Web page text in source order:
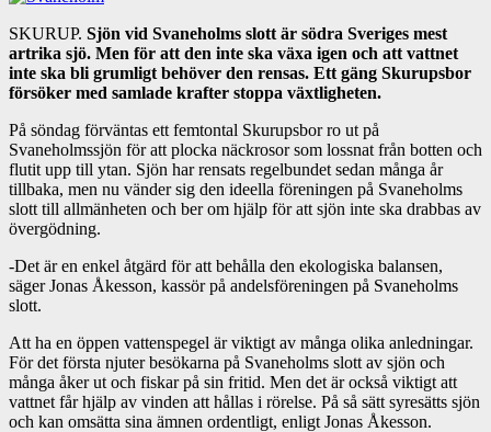
SKURUP. Sjön vid Svaneholms slott är södra Sveriges mest
artrika sjö. Men för att den inte ska växa igen och att vattnet
inte ska bli grumligt behöver den rensas. Ett gäng Skurupsbor
försöker med samlade krafter stoppa växtligheten.
På söndag förväntas ett femtontal Skurupsbor ro ut på
Svaneholmssjön för att plocka näckrosor som lossnat från botten och
flutit upp till ytan. Sjön har rensats regelbundet sedan många år
tillbaka, men nu vänder sig den ideella föreningen på Svaneholms
slott till allmänheten och ber om hjälp för att sjön inte ska drabbas av
övergödning.
-Det är en enkel åtgärd för att behålla den ekologiska balansen,
säger Jonas Åkesson, kassör på andelsföreningen på Svaneholms
slott.
Att ha en öppen vattenspegel är viktigt av många olika anledningar.
För det första njuter besökarna på Svaneholms slott av sjön och
många åker ut och fiskar på sin fritid. Men det är också viktigt att
vattnet får hjälp av vinden att hållas i rörelse. På så sätt syresätts sjön
och kan omsätta sina ämnen ordentligt, enligt Jonas Åkesson.